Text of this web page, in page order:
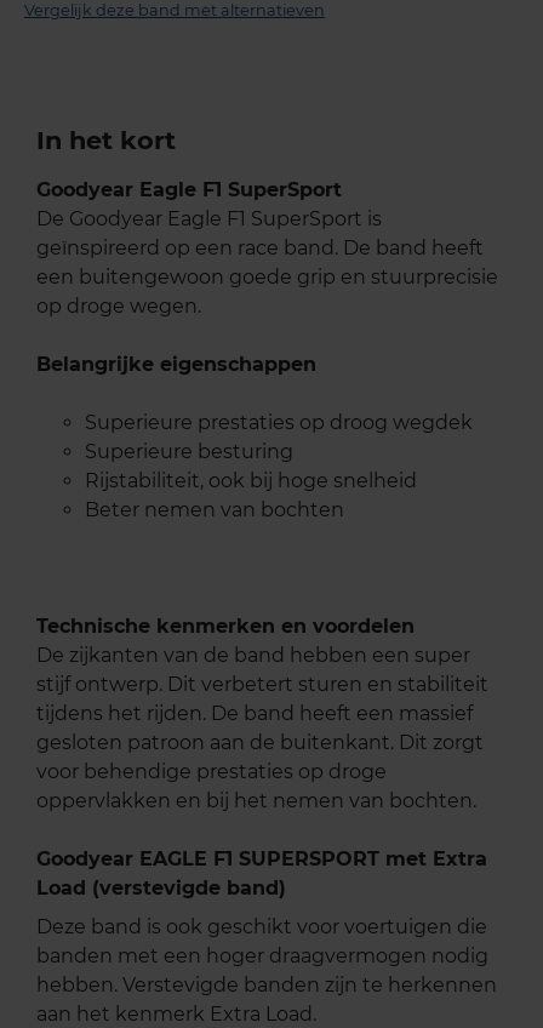
Vergelijk deze band met alternatieven
In het kort
Goodyear Eagle F1 SuperSport
De Goodyear Eagle F1 SuperSport is
geïnspireerd op een race band. De band heeft
een buitengewoon goede grip en stuurprecisie
op droge wegen.
Belangrijke eigenschappen
Superieure prestaties op droog wegdek
Superieure besturing
Rijstabiliteit, ook bij hoge snelheid
Beter nemen van bochten
Technische kenmerken en voordelen
De zijkanten van de band hebben een super
stijf ontwerp. Dit verbetert sturen en stabiliteit
tijdens het rijden. De band heeft een massief
gesloten patroon aan de buitenkant. Dit zorgt
voor behendige prestaties op droge
oppervlakken en bij het nemen van bochten.
Goodyear EAGLE F1 SUPERSPORT met Extra
Load (verstevigde band)
Deze band is ook geschikt voor voertuigen die
banden met een hoger draagvermogen nodig
hebben. Verstevigde banden zijn te herkennen
aan het kenmerk Extra Load.